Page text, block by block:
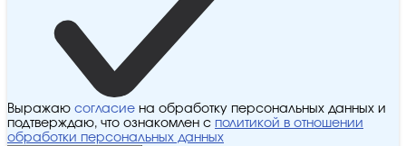
Выражаю согласие на обработку персональных данных и
подтверждаю, что ознакомлен с политикой в отношении
обработки персональных данных